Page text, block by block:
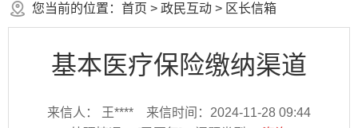
您当前的位置： 首页 > 政民互动 > 区长信箱
基本医疗保险缴纳渠道
来信人： 王****
来信时间：2024-11-28 09:44